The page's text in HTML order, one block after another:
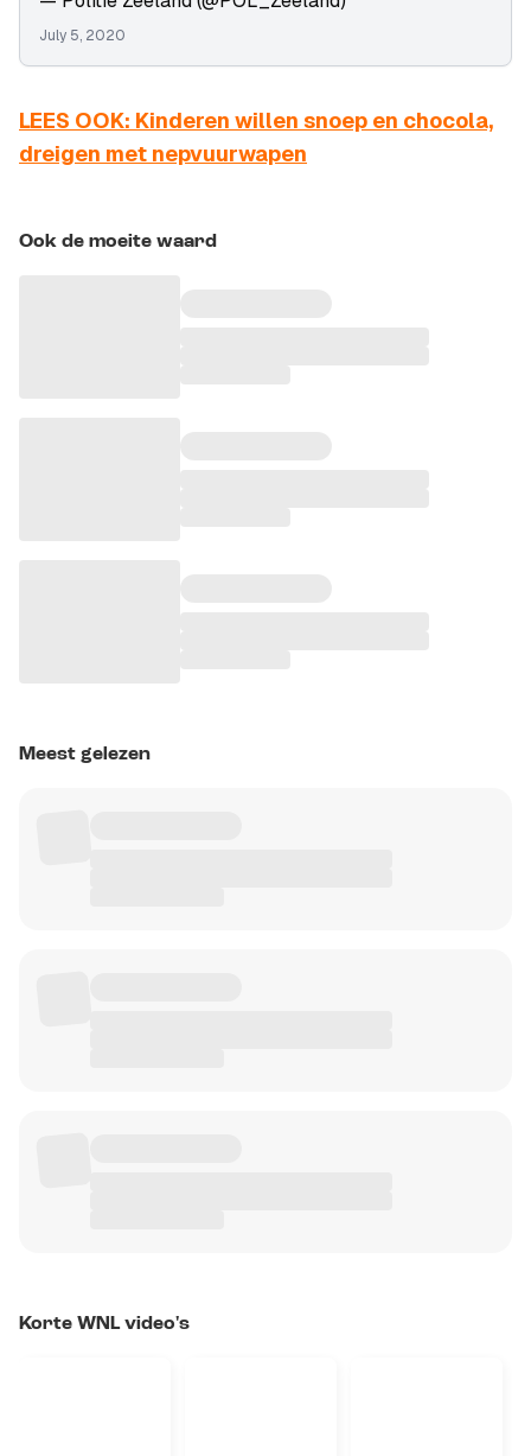
July 5, 2020
LEES OOK: Kinderen willen snoep en chocola,
dreigen met nepvuurwapen
Ook de moeite waard
Meest gelezen
Korte WNL video's